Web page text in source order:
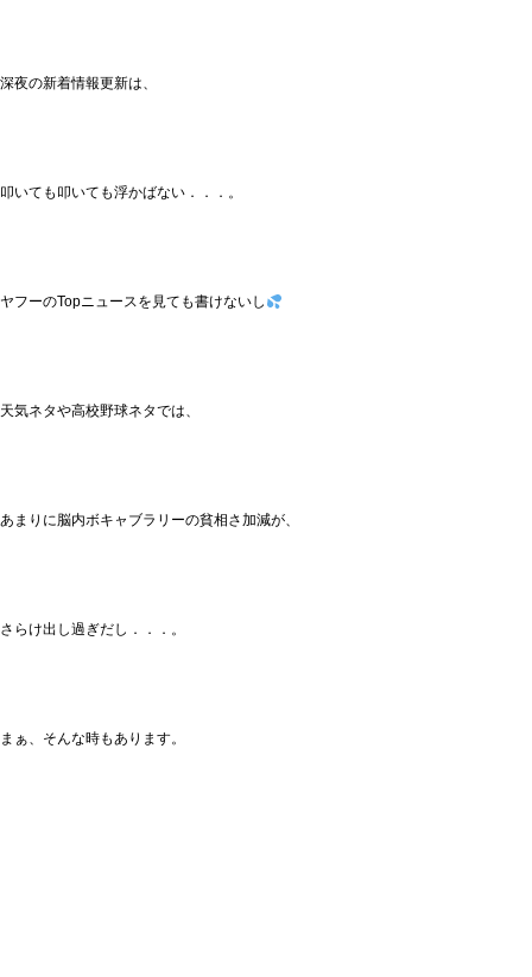
深夜の新着情報更新は、
叩いても叩いても浮かばない．．．。
ヤフーのTopニュースを見ても書けないし
天気ネタや高校野球ネタでは、
あまりに脳内ボキャブラリーの貧相さ加減が、
さらけ出し過ぎだし．．．。
まぁ、そんな時もあります。